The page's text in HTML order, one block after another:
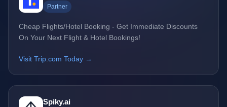
Partner
Cheap Flights/Hotel Booking - Get Immediate Discounts
On Your Next Flight & Hotel Bookings!
Visit Trip.com Today →
Spiky.ai